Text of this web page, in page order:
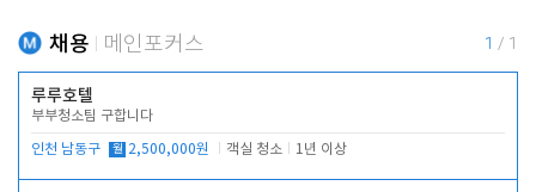
채용 메인포커스 1 / 1
루루호텔
부부청소팀 구합니다
인천 남동구 월 2,500,000원 객실 청소 1년 이상